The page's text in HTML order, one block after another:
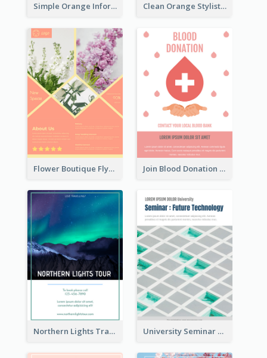
Simple Orange Informative Cyber Monday Flyer Clean Orange Stylist Promotion Flyer Design Template
Flower Boutique Flyer Join Blood Donation Flyer
Northern Lights Travel Flyer University Seminar Study Flyer